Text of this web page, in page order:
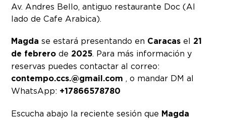
Av. Andres Bello, antiguo restaurante Doc (Al
lado de Cafe Arabica).
Magda se estará presentando en Caracas el 21
de febrero de 2025. Para más información y
reservas puedes contactar al correo:
contempo.ccs.@gmail.com , o mandar DM al
WhatsApp: +17866578780
Escucha abajo la reciente sesión que Magda